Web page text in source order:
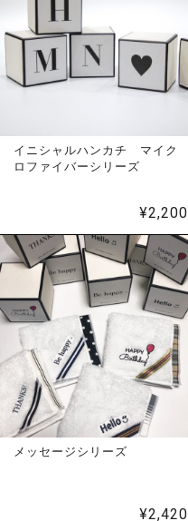
イニシャルハンカチ マイク
ロファイバーシリーズ
¥2,200
メッセージシリーズ
¥2,420